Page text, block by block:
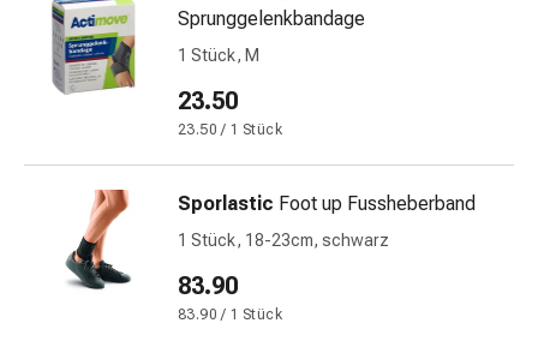
Migräne
Gelenkschmerzen
Schmerzmittel
Schmerztherapie
Kühlen
Wärmen
Stress
Sprunggelenkbandage
1 Stück, M
23.50
23.50 / 1 Stück
Sporlastic Foot up Fussheberband
1 Stück, 18-23cm, schwarz
83.90
83.90 / 1 Stück